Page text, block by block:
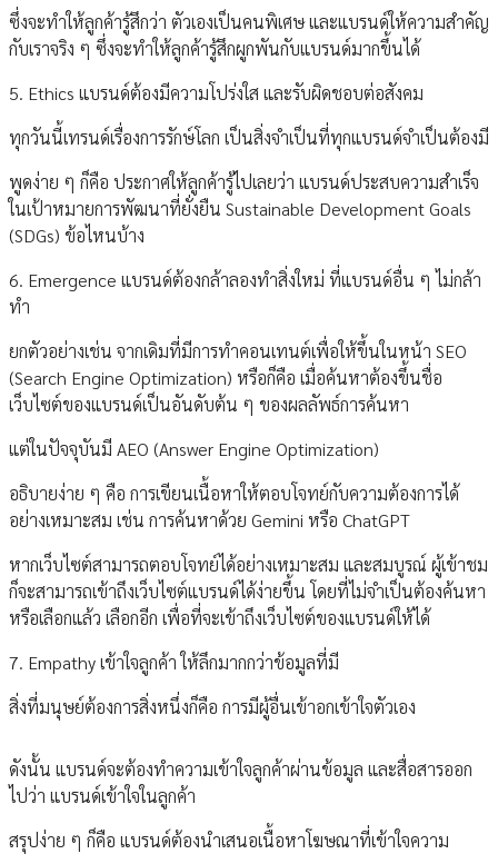
ซึ่งจะทำให้ลูกค้ารู้สึกว่า ตัวเองเป็นคนพิเศษ และแบรนด์ให้ความสำคัญ
กับเราจริง ๆ ซึ่งจะทำให้ลูกค้ารู้สึกผูกพันกับแบรนด์มากขึ้นได้
5. Ethics แบรนด์ต้องมีความโปร่งใส และรับผิดชอบต่อสังคม
ทุกวันนี้เทรนด์เรื่องการรักษ์โลก เป็นสิ่งจำเป็นที่ทุกแบรนด์จำเป็นต้องมี
พูดง่าย ๆ ก็คือ ประกาศให้ลูกค้ารู้ไปเลยว่า แบรนด์ประสบความสำเร็จ
ในเป้าหมายการพัฒนาที่ยั่งยืน Sustainable Development Goals
(SDGs) ข้อไหนบ้าง
6. Emergence แบรนด์ต้องกล้าลองทำสิ่งใหม่ ที่แบรนด์อื่น ๆ ไม่กล้า
ทำ
ยกตัวอย่างเช่น จากเดิมที่มีการทำคอนเทนต์เพื่อให้ขึ้นในหน้า SEO
(Search Engine Optimization) หรือก็คือ เมื่อค้นหาต้องขึ้นชื่อ
เว็บไซต์ของแบรนด์เป็นอันดับต้น ๆ ของผลลัพธ์การค้นหา
แต่ในปัจจุบันมี AEO (Answer Engine Optimization)
อธิบายง่าย ๆ คือ การเขียนเนื้อหาให้ตอบโจทย์กับความต้องการได้
อย่างเหมาะสม เช่น การค้นหาด้วย Gemini หรือ ChatGPT
หากเว็บไซต์สามารถตอบโจทย์ได้อย่างเหมาะสม และสมบูรณ์ ผู้เข้าชม
ก็จะสามารถเข้าถึงเว็บไซต์แบรนด์ได้ง่ายขึ้น โดยที่ไม่จำเป็นต้องค้นหา
หรือเลือกแล้ว เลือกอีก เพื่อที่จะเข้าถึงเว็บไซต์ของแบรนด์ให้ได้
7. Empathy เข้าใจลูกค้า ให้ลึกมากกว่าข้อมูลที่มี
สิ่งที่มนุษย์ต้องการสิ่งหนึ่งก็คือ การมีผู้อื่นเข้าอกเข้าใจตัวเอง
ดังนั้น แบรนด์จะต้องทำความเข้าใจลูกค้าผ่านข้อมูล และสื่อสารออก
ไปว่า แบรนด์เข้าใจในลูกค้า
สรุปง่าย ๆ ก็คือ แบรนด์ต้องนำเสนอเนื้อหาโฆษณาที่เข้าใจความ